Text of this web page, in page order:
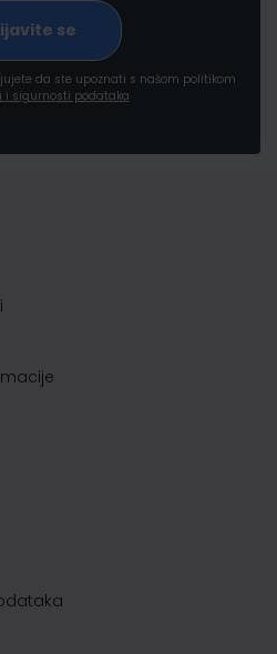
da ste upoznati s našom politikom
i sigurnosti podataka